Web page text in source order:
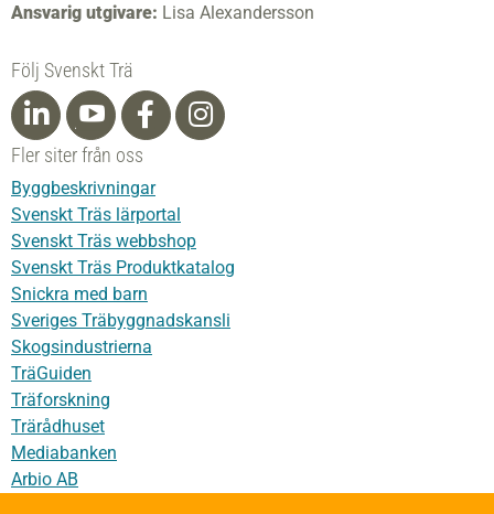
Ansvarig utgivare: Lisa Alexandersson
Följ Svenskt Trä
Fler siter från oss
Byggbeskrivningar
Svenskt Träs lärportal
Svenskt Träs webbshop
Svenskt Träs Produktkatalog
Snickra med barn
Sveriges Träbyggnadskansli
Skogsindustrierna
TräGuiden
Träforskning
Trärådhuset
Mediabanken
Arbio AB